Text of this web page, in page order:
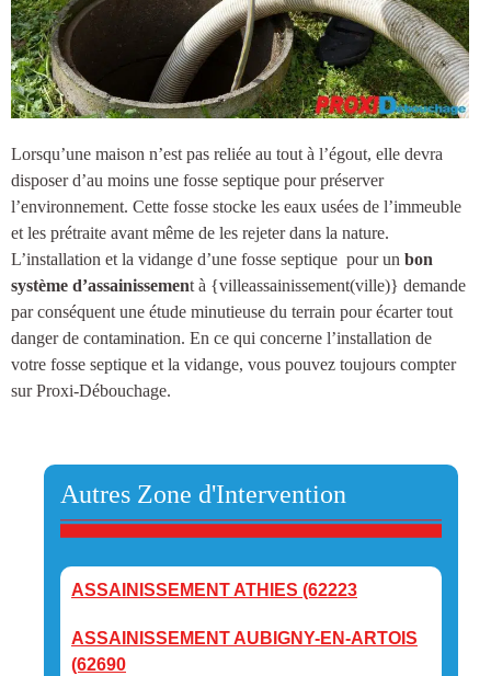
Lorsqu’une maison n’est pas reliée au tout à l’égout, elle devra
disposer d’au moins une fosse septique pour préserver
l’environnement. Cette fosse stocke les eaux usées de l’immeuble
et les prétraite avant même de les rejeter dans la nature.
L’installation et la vidange d’une fosse septique pour un bon
système d’assainissement à {villeassainissement(ville)} demande
par conséquent une étude minutieuse du terrain pour écarter tout
danger de contamination. En ce qui concerne l’installation de
votre fosse septique et la vidange, vous pouvez toujours compter
sur Proxi-Débouchage.
Autres Zone d'Intervention
ASSAINISSEMENT ATHIES (62223
ASSAINISSEMENT AUBIGNY-EN-ARTOIS
(62690